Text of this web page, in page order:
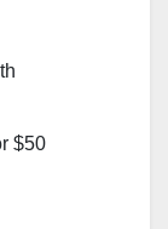
$50